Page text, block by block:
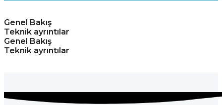
Genel Bakış
Teknik ayrıntılar
Genel Bakış
Teknik ayrıntılar